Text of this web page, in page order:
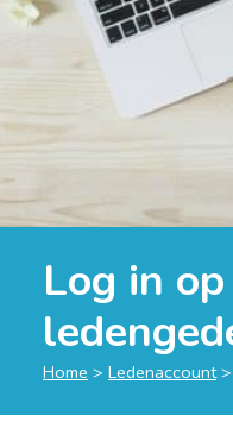
Log in
Home > Ledenaccount>